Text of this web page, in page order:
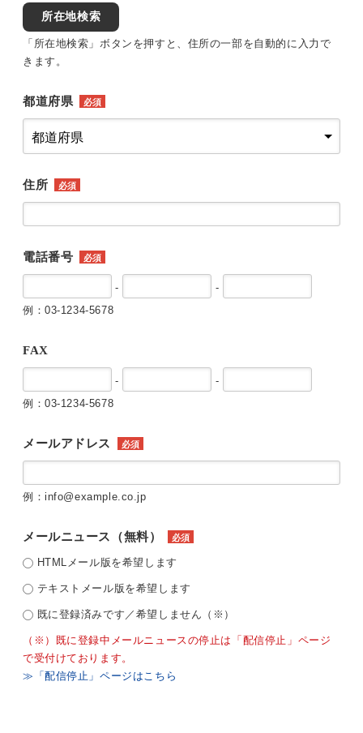
所在地検索
「所在地検索」ボタンを押すと、住所の一部を自動的に入力で
きます。
都道府県 必須
住所 必須
電話番号 必須
-
-
例：03-1234-5678
FAX
-
-
例：03-1234-5678
メールアドレス 必須
例：info@example.co.jp
メールニュース（無料） 必須
HTMLメール版を希望します
テキストメール版を希望します
既に登録済みです／希望しません（※）
（※）既に登録中メールニュースの停止は「配信停止」ページ
で受付けております。
≫「配信停止」ページはこちら